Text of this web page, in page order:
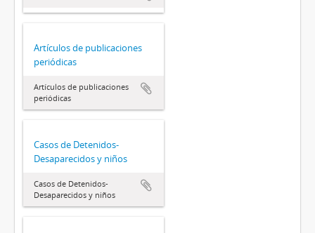
Artículos de publicaciones
periódicas
Artículos de publicaciones
periódicas
Casos de Detenidos-
Desaparecidos y niños
Casos de Detenidos-
Desaparecidos y niños